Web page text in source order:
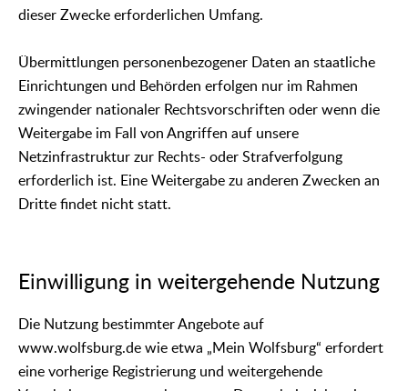
dieser Zwecke erforderlichen Umfang.
Übermittlungen personenbezogener Daten an staatliche
Einrichtungen und Behörden erfolgen nur im Rahmen
zwingender nationaler Rechtsvorschriften oder wenn die
Weitergabe im Fall von Angriffen auf unsere
Netzinfrastruktur zur Rechts- oder Strafverfolgung
erforderlich ist. Eine Weitergabe zu anderen Zwecken an
Dritte findet nicht statt.
Einwilligung in weitergehende Nutzung
Die Nutzung bestimmter Angebote auf
www.wolfsburg.de wie etwa „Mein Wolfsburg“ erfordert
eine vorherige Registrierung und weitergehende